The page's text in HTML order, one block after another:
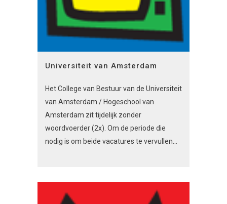
Universiteit van Amsterdam
Het College van Bestuur van de Universiteit
van Amsterdam / Hogeschool van
Amsterdam zit tijdelijk zonder
woordvoerder (2x). Om de periode die
nodig is om beide vacatures te vervullen...